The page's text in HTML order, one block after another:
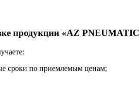
продукции «AZ
сроки по приемлемым ценам;